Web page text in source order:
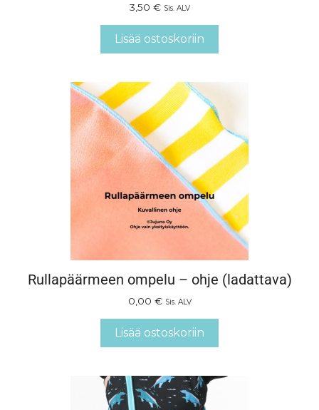
3,50 € Sis. ALV
Lisää ostoskoriin
Rullapäärmeen ompelu – ohje (ladattava)
0,00 € Sis. ALV
Lisää ostoskoriin